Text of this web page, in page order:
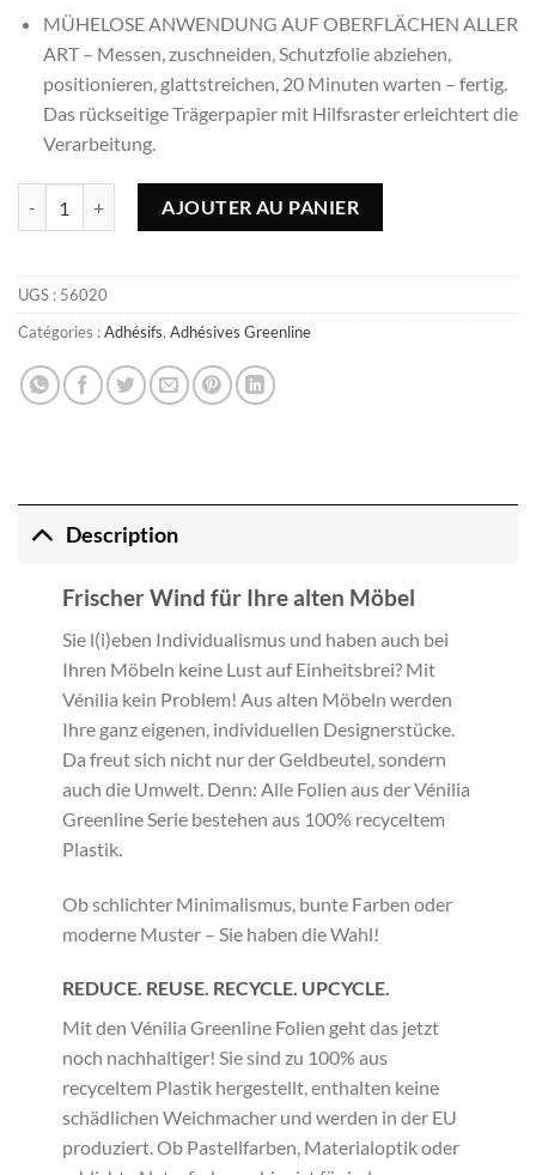
MÜHELOSE ANWENDUNG AUF OBERFLÄCHEN ALLER
ART – Messen, zuschneiden, Schutzfolie abziehen,
positionieren, glattstreichen, 20 Minuten warten – fertig.
Das rückseitige Trägerpapier mit Hilfsraster erleichtert die
Verarbeitung.
AJOUTER AU PANIER
UGS : 56020
Catégories :Adhésifs, Adhésives Greenline
Description
Frischer Wind für Ihre alten Möbel
Sie l(i)eben Individualismus und haben auch bei
Ihren Möbeln keine Lust auf Einheitsbrei? Mit
Vénilia kein Problem! Aus alten Möbeln werden
Ihre ganz eigenen, individuellen Designerstücke.
Da freut sich nicht nur der Geldbeutel, sondern
auch die Umwelt. Denn: Alle Folien aus der Vénilia
Greenline Serie bestehen aus 100% recyceltem
Plastik.
Ob schlichter Minimalismus, bunte Farben oder
moderne Muster – Sie haben die Wahl!
REDUCE. REUSE. RECYCLE. UPCYCLE.
Mit den Vénilia Greenline Folien geht das jetzt
noch nachhaltiger! Sie sind zu 100% aus
recyceltem Plastik hergestellt, enthalten keine
schädlichen Weichmacher und werden in der EU
produziert. Ob Pastellfarben, Materialoptik oder